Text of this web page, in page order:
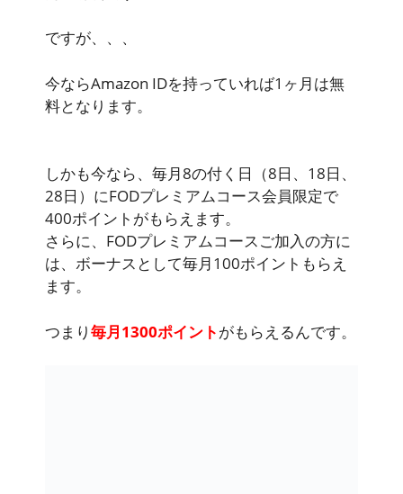
ですが、、、
今ならAmazon IDを持っていれば1ヶ月は無
料となります。
しかも今なら、毎月8の付く日（8日、18日、
28日）にFODプレミアムコース会員限定で
400ポイントがもらえます。
さらに、FODプレミアムコースご加入の方に
は、ボーナスとして毎月100ポイントもらえ
ます。
つまり毎月1300ポイントがもらえるんです。